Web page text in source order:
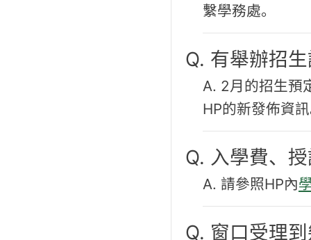
繫學務處。
Q. 有舉辦招
A. 2月的招生預
HP的新發佈資
Q. 入學費、
A. 請參照HP內
Q. 窗口受理